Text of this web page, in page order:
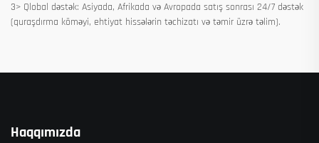
3> Qlobal dəstək: Asiyada, Afrikada və Avropada satış sonrası 24/7 dəstək
(quraşdırma köməyi, ehtiyat hissələrin təchizatı və təmir üzrə təlim).
Haqqımızda